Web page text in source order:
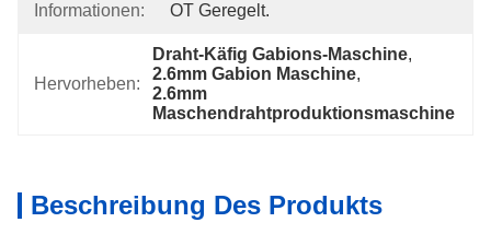
Informationen:
OT Geregelt.
Hervorheben:
Draht-Käfig Gabions-Maschine,
2.6mm Gabion Maschine,
2.6mm
Maschendrahtproduktionsmaschine
Beschreibung Des Produkts